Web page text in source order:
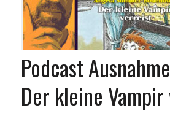
Podcast
Der kleine